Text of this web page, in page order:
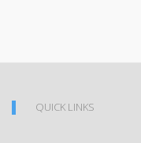
QUICK LINKS